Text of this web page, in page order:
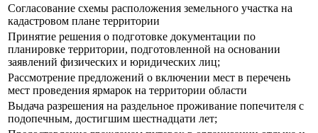
Согласование схемы расположения земельного участка на
кадастровом плане территории
Принятие решения о подготовке документации по
планировке территории, подготовленной на основании
заявлений физических и юридических лиц;
Рассмотрение предложений о включении мест в перечень
мест проведения ярмарок на территории области
Выдача разрешения на раздельное проживание попечителя с
подопечным, достигшим шестнадцати лет;